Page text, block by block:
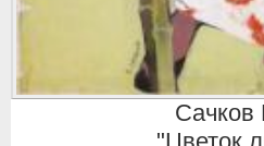
Сачков